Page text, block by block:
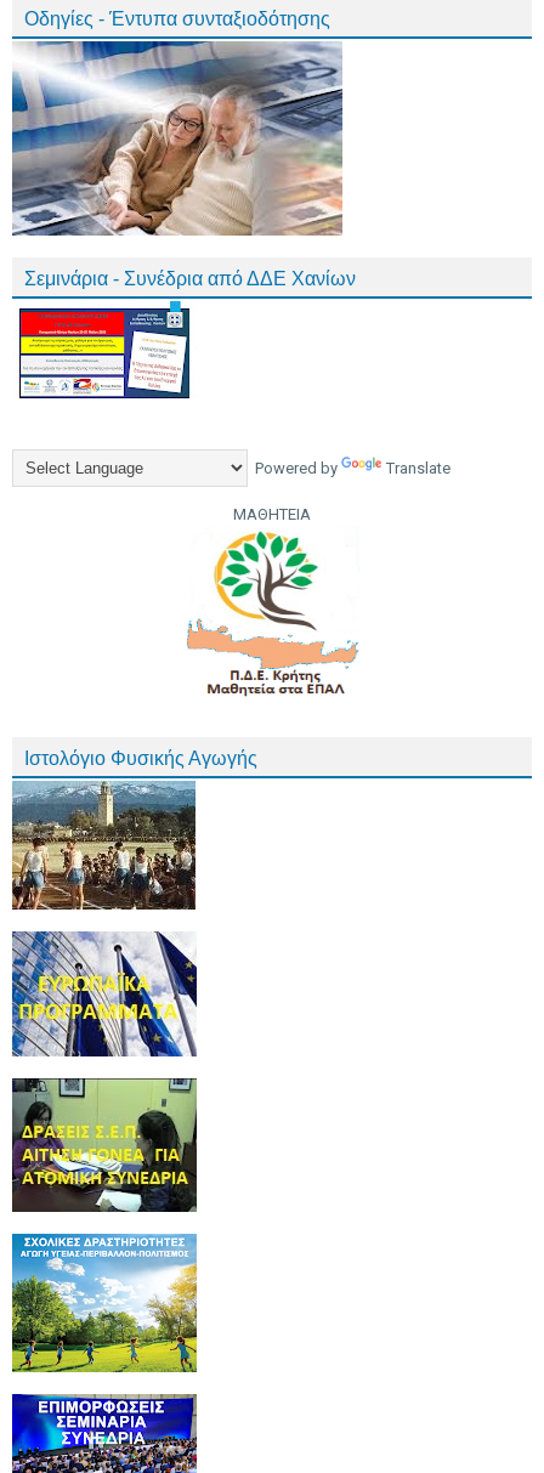
Οδηγίες - Έντυπα συνταξιοδότησης
Σεμινάρια - Συνέδρια από ΔΔΕ Χανίων
Powered by Translate
ΜΑΘΗΤΕΙΑ
Ιστολόγιο Φυσικής Αγωγής